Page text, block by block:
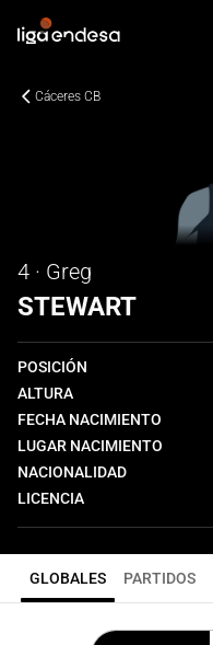
Cáceres CB
4 · Greg
STEWART
POSICIÓN
ALTURA
FECHA NACIMIENTO
LUGAR NACIMIENTO
NACIONALIDAD
LICENCIA
GLOBALES PARTIDOS